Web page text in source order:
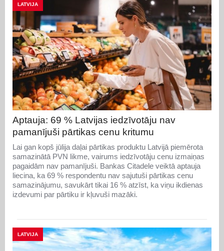
LATVIJA
Aptauja: 69 % Latvijas iedzīvotāju nav
pamanījuši pārtikas cenu kritumu
Lai gan kopš jūlija daļai pārtikas produktu Latvijā piemērota
samazinātā PVN likme, vairums iedzīvotāju cenu izmaiņas
pagaidām nav pamanījuši. Bankas Citadele veiktā aptauja
liecina, ka 69 % respondentu nav sajutuši pārtikas cenu
samazinājumu, savukārt tikai 16 % atzīst, ka viņu ikdienas
izdevumi par pārtiku ir kļuvuši mazāki.
LATVIJA